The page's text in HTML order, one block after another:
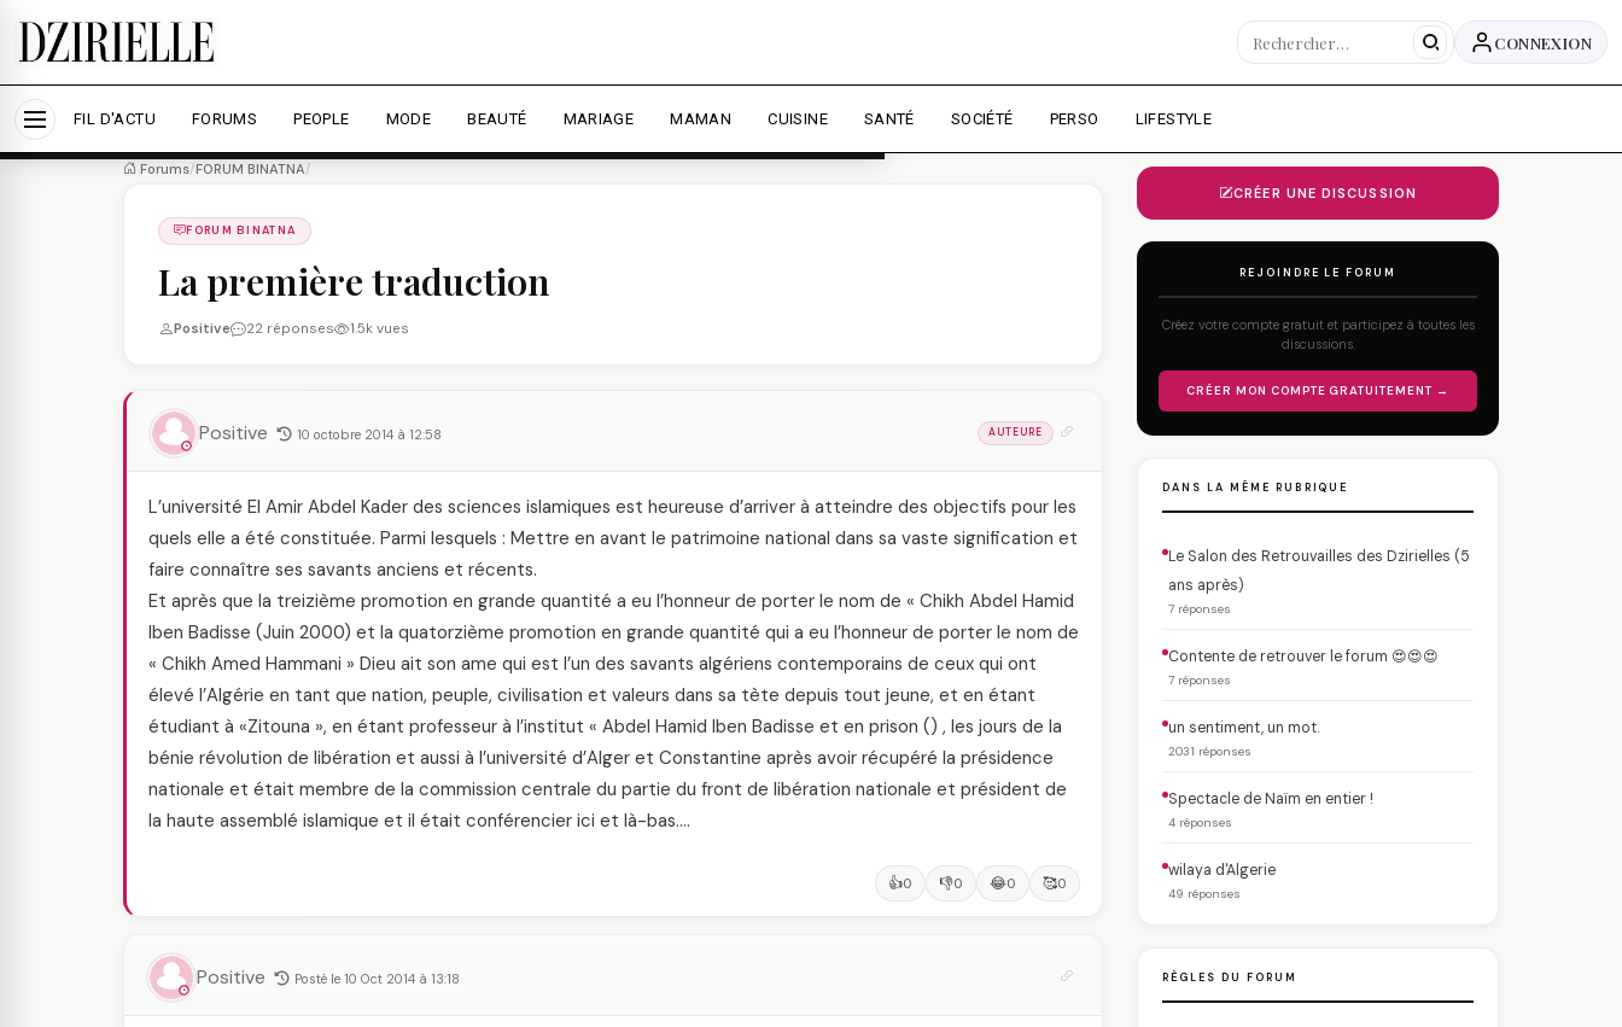
Nous utilisons des cookies pour améliorer votre expérience et mesurer l'audience.
Accepter tout Personnaliser
CONNEXION
FIL D'ACTU FORUMS PEOPLE MODE BEAUTÉ MARIAGE MAMAN CUISINE SANTÉ SOCIÉTÉ PERSO LIFESTYLE
Forums/FORUM BINATNA/
FORUM BINATNA
La première traduction
Positive 22 réponses 1.5k vues
Positive 10 octobre 2014 à 12:58 AUTEURE
L’université El Amir Abdel Kader des sciences islamiques est heureuse d’arriver à atteindre des objectifs pour les
quels elle a été constituée. Parmi lesquels : Mettre en avant le patrimoine national dans sa vaste signification et
faire connaître ses savants anciens et récents.
Et après que la treizième promotion en grande quantité a eu l’honneur de porter le nom de « Chikh Abdel Hamid
Iben Badisse (Juin 2000) et la quatorzième promotion en grande quantité qui a eu l’honneur de porter le nom de
« Chikh Amed Hammani » Dieu ait son ame qui est l’un des savants algériens contemporains de ceux qui ont
élevé l’Algérie en tant que nation, peuple, civilisation et valeurs dans sa tète depuis tout jeune, et en étant
étudiant à «Zitouna », en étant professeur à l’institut « Abdel Hamid Iben Badisse et en prison () , les jours de la
bénie révolution de libération et aussi à l’université d’Alger et Constantine après avoir récupéré la présidence
nationale et était membre de la commission centrale du partie du front de libération nationale et président de
la haute assemblé islamique et il était conférencier ici et là-bas….
👍0 👎0 😂0 🥰0
Positive Posté le 10 Oct 2014 à 13:18
CRÉER UNE DISCUSSION
REJOINDRE LE FORUM
Créez votre compte gratuit et participez à toutes les
discussions.
CRÉER MON COMPTE GRATUITEMENT →
DANS LA MÊME RUBRIQUE
Le Salon des Retrouvailles des Dzirielles (5
ans après)
7 réponses
Contente de retrouver le forum 😍😍😍
7 réponses
un sentiment, un mot.
2031 réponses
Spectacle de Naïm en entier !
4 réponses
wilaya d'Algerie
49 réponses
RÈGLES DU FORUM